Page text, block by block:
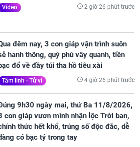
Video 2 giờ 26 phút trước
đêm nay, 3 con giáp vận trình suôn
hanh thông, quý phú vây quanh, tiền
đổ về đầy túi tha hồ tiêu xài
Tâm linh - Tử vi 4 giờ 26 phút trước
9h30 ngày mai, thứ Ba 11/8/2026,
con giáp vươn mình nhận lộc Trời ban,
thức hết khổ, trúng số độc đắc, dễ
có bạc tỷ trong tay